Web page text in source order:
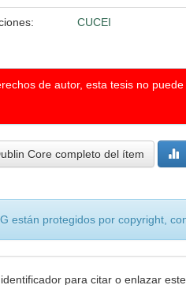
CUCEI
de autor, esta tesis no
Core completo del ítem
están protegidos por copyright,
para citar o enlazar